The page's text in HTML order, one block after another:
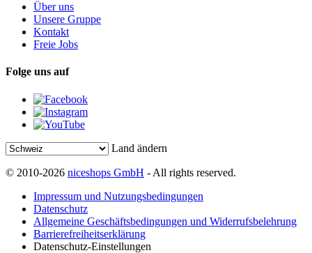
Über uns
Unsere Gruppe
Kontakt
Freie Jobs
Folge uns auf
Land ändern
© 2010-2026 niceshops GmbH - All rights reserved.
Impressum und Nutzungsbedingungen
Datenschutz
Allgemeine Geschäftsbedingungen und Widerrufsbelehrung
Barrierefreiheitserklärung
Datenschutz-Einstellungen